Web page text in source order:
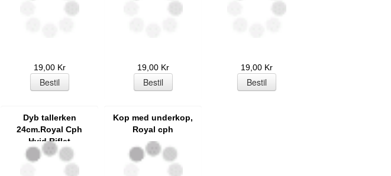
19,00 Kr 19,00 Kr 19,00 Kr
Dyb tallerken
24cm.Royal Cph
Hvid Riflet
Kop med underkop,
Royal cph